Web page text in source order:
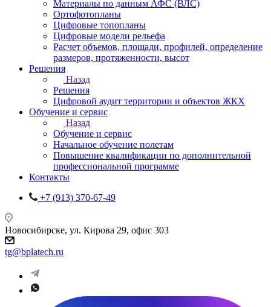
Материалы по данным АФС (ВЛС)
Ортофотопланы
Цифровые топопланы
Цифровые модели рельефа
Расчет объемов, площади, профилей, определение
размеров, протяженности, высот
Решения
Назад
Решения
Цифровой аудит территории и объектов ЖКХ
Обучение и сервис
Назад
Обучение и сервис
Начальное обучение полетам
Повышение квалификации по дополнительной
профессиональной программе
Контакты
+7 (913) 370-67-49
Новосибирске, ул. Кирова 29, офис 303
tg@bplatech.ru